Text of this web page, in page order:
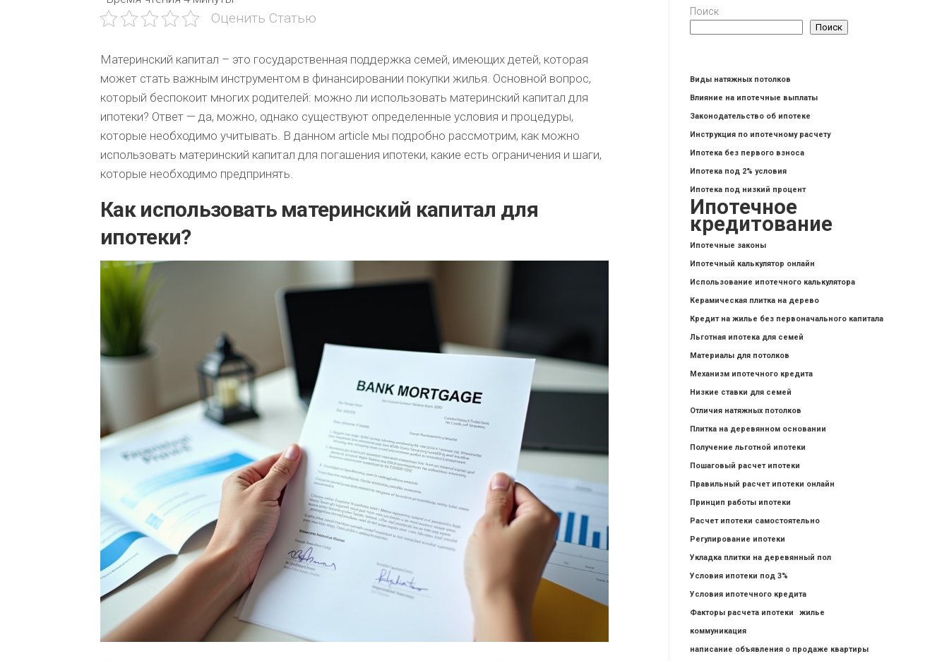
ИМИ
ПОЛЬЗОВАТЬСЯ?
ПО
САМОСТОЯТЕЛЬНОМУ
ИПОТЕКИ.
Оценить Статью
Материнский капитал – это государственная поддержка семей, имеющих детей, которая
может стать важным инструментом в финансировании покупки жилья. Основной вопрос,
который беспокоит многих родителей: можно ли использовать материнский капитал для
ипотеки? Ответ — да, можно, однако существуют определенные условия и процедуры,
которые необходимо учитывать. В данном article мы подробно рассмотрим, как можно
использовать материнский капитал для погашения ипотеки, какие есть ограничения и шаги,
которые необходимо предпринять.
Как использовать материнский капитал для
ипотеки?
Поиск
Поиск
Виды натяжных потолков
Влияние на ипотечные выплаты
Законодательство об ипотеке
Инструкция по ипотечному расчету
Ипотека без первого взноса
Ипотека под 2% условия
Ипотека под низкий процент
Ипотечное
кредитование
Ипотечные законы
Ипотечный калькулятор онлайн
Использование ипотечного калькулятора
Керамическая плитка на дерево
Кредит на жилье без первоначального капитала
Льготная ипотека для семей
Материалы для потолков
Механизм ипотечного кредита
Низкие ставки для семей
Отличия натяжных потолков
Плитка на деревянном основании
Получение льготной ипотеки
Пошаговый расчет ипотеки
Правильный расчет ипотеки онлайн
Принцип работы ипотеки
Расчет ипотеки самостоятельно
Регулирование ипотеки
Укладка плитки на деревянный пол
Условия ипотеки под 3%
Условия ипотечного кредита
Факторы расчета ипотеки
жилье
коммуникация
написание объявления о продаже квартиры